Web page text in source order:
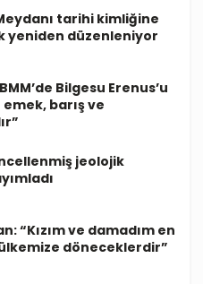
tarihi kimliğine
yeniden düzenleniyor
Bilgesu Erenus’u
emek, barış ve
jeolojik
“Kızım ve damadım en
döneceklerdir”